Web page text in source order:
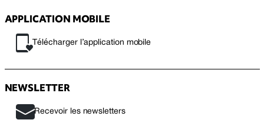
APPLICATION MOBILE
Télécharger l’application mobile
NEWSLETTER
Recevoir les newsletters